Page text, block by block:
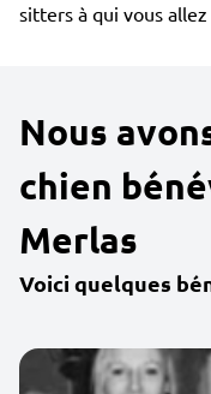
sitters à qui vous
Nous
chien
Merlas
Voici quelques